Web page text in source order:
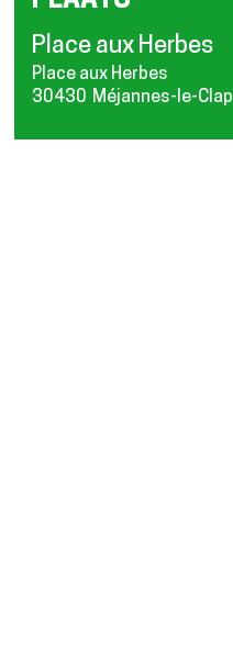
Place aux Herbes
Place aux Herbes
30430 Méjannes-le-Clap